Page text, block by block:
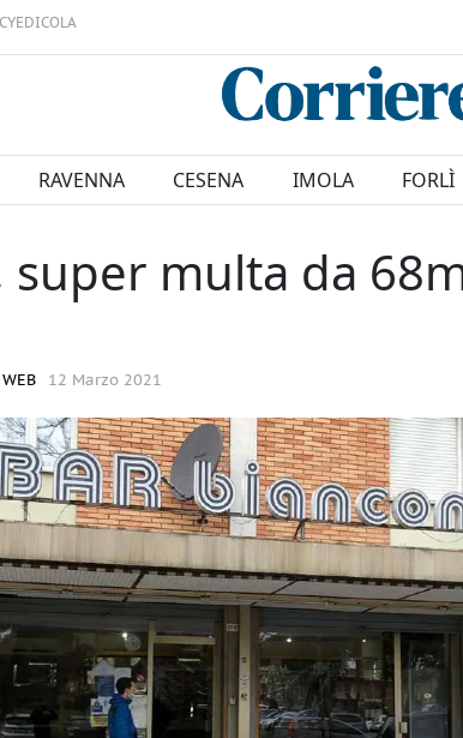
EDICOLA
RAVENNA CESENA IMOLA FORLÌ
super multa da
12 Marzo 2021